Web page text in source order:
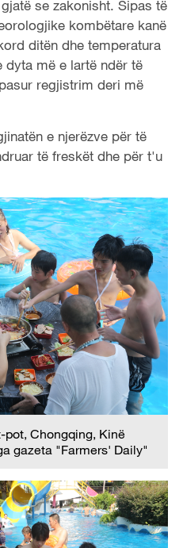
se zakonisht. Sipas të
kombëtare kanë
ditën dhe temperatura
dyta më e lartë ndër të
regjistrim deri më
e njerëzve për të
të freskët dhe për t'u
pot, Chongqing, Kinë
gazeta "Farmers' Daily"